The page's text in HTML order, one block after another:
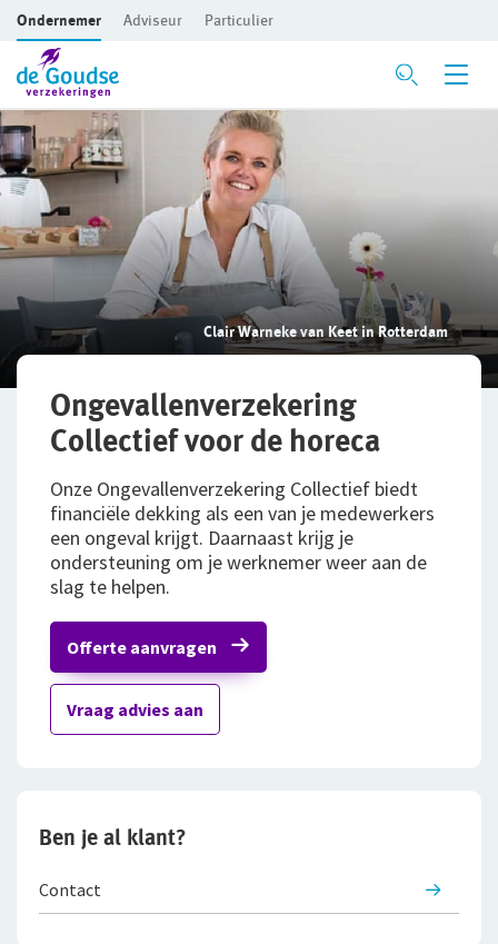
Ga direct naar de inhoud
Ondernemer Adviseur Particulier
Verzekeringen
Voor je bedrijf
Bedrijfsaansprakelijkheidsverzekering
Beroepsaansprakelijkheidsverzekering
CAR- en montageverzekering
Rechtsbijstandverzekering
Bedrijfsgebouwenverzekering
Inventaris/Goederen­verzekering
Bestelautoverzekering
Zakelijke personenautoverzekering
Bekijk alle zakelijke verzekeringen
Voor je personeel
Verzuimverzekering
WIA Verzekering (WIA 0-tot-100 Plan)
Anw-pensioen
Clair Warneke van Keet in Rotterdam
Ongevallenverzekering
Collectief voor de horeca
Onze Ongevallenverzekering Collectief biedt
financiële dekking als een van je medewerkers
een ongeval krijgt. Daarnaast krijg je
ondersteuning om je werknemer weer aan de
slag te helpen.
Offerte aanvragen
Vraag advies aan
Ben je al klant?
Contact